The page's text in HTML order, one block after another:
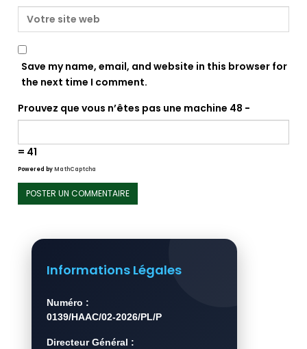
Save my name, email, and website in this browser for
the next time I comment.
Prouvez que vous n’êtes pas une machine 48 −
= 41
Powered byMathCaptcha
Informations Légales
Numéro :
0139/HAAC/02-2026/PL/P
Directeur Général :